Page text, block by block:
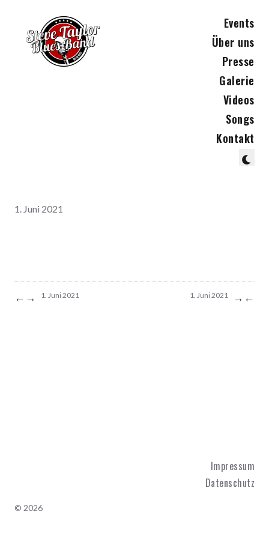
Events
Über uns
Presse
Galerie
Videos
Songs
Kontakt
1. Juni 2021
← → 1. Juni 2021 1. Juni 2021 → ←
Impressum
Datenschutz
© 2026